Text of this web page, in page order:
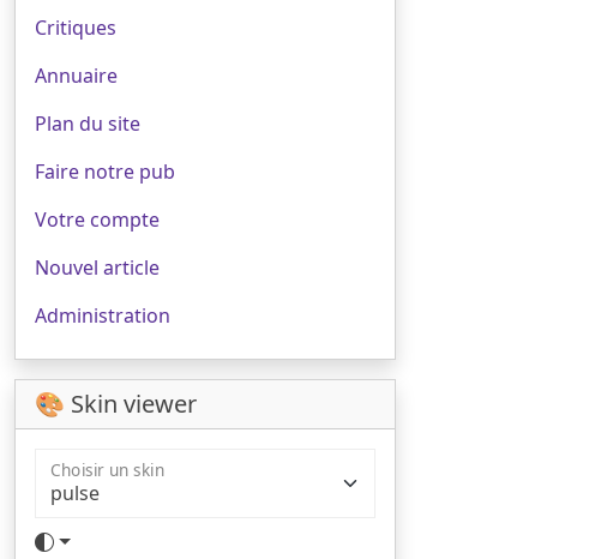
Critiques
Annuaire
Plan du site
Faire notre pub
Votre compte
Nouvel article
Administration
🎨 Skin viewer
Choisir un skin